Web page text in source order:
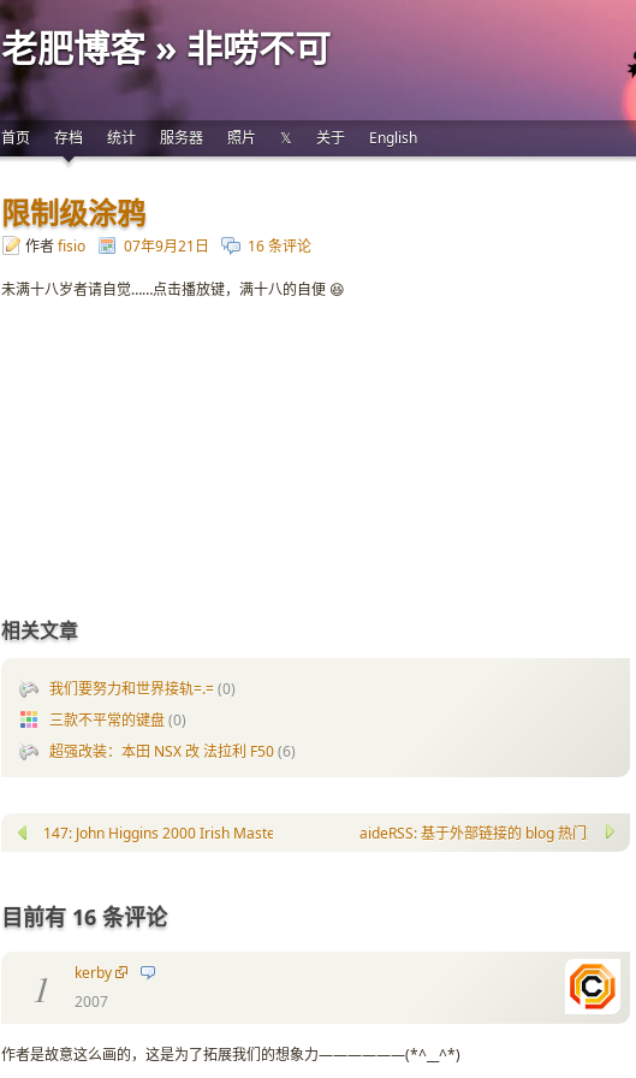
老肥博客 » 非唠不可
首页 存档 统计 服务器 照片 𝕏 关于 English
限制级涂鸦
作者fisio 07年9月21日 16 条评论
未满十八岁者请自觉……点击播放键，满十八的自便 😆
相关文章
我们要努力和世界接轨=.=(0)
三款不平常的键盘(0)
超强改装：本田 NSX 改 法拉利 F50(6)
147: John Higgins 2000 Irish Masters, vs White aideRSS: 基于外部链接的 blog 热门文章区块
目前有 16 条评论
1
kerby
2007
作者是故意这么画的，这是为了拓展我们的想象力——————(*^__^*)